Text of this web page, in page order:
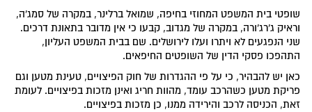
שופטי בית המשפט המחוזי בחיפה, שמואל ברלינר, במקרה של סמג'ה,
וראיק ג'רג'ורה, במקרה של מגדוב, קבעו כי אין מדובר בתאונת דרכים.
שני הנפגעים לא ויתרו ועלו לירושלים. שם בבית המשפט העליון,
התהפכו פסקי הדין של השופטים החיפאים.
כאן יש להבהיר, כי על פי ההגדרות של חוק הפיצויים, טעינת מטען וגם
פריקת מטען כשהרכב עומד, מהוות חריג ואינן מזכות בפיצויים. לעומת
זאת, הכניסה לרכב והירידה ממנו, כן מזכות בפיצויים.